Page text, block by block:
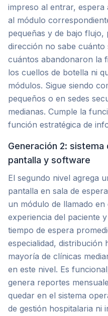
impreso al entrar, espera
al módulo
pequeñas y de bajo
dirección no sabe cuánto
cuántos abandonaron la
los cuellos de botella ni
módulos. Sigue siendo
pequeños o en sedes
medianas. Cumple la
función estratégica de
Generación 2:
pantalla y software
El segundo nivel agrega
pantalla en sala de
un módulo de llamado
experiencia del paciente
tiempo de espera
especialidad, distribución
mayoría de clínicas
en este nivel. Es
genera reportes
quedar en el sistema
de gestión hospitalaria ni